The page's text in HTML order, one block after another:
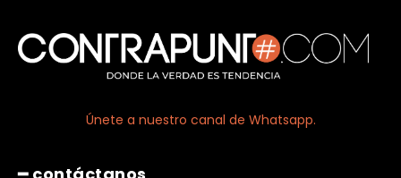
Únete a nuestro canal de Whatsapp.